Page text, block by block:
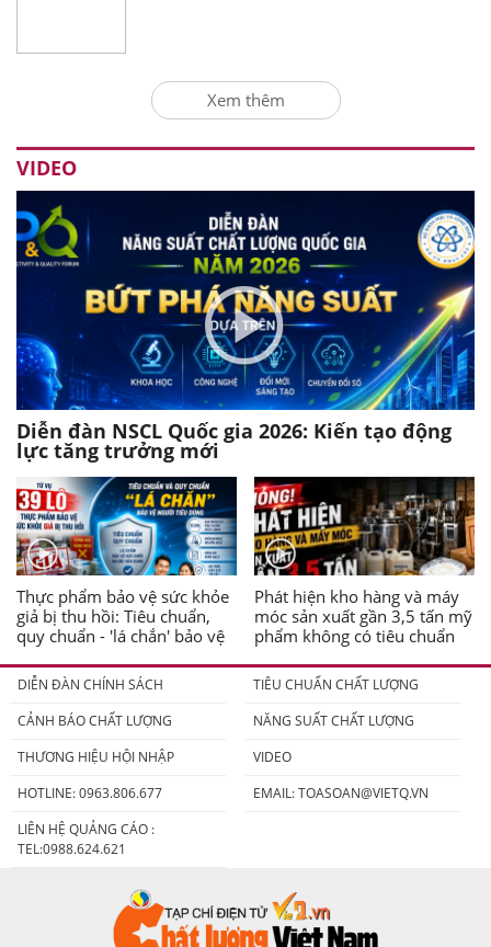
Xem thêm
VIDEO
Diễn đàn NSCL Quốc gia 2026: Kiến tạo động
lực tăng trưởng mới
Thực phẩm bảo vệ sức khỏe
giả bị thu hồi: Tiêu chuẩn,
quy chuẩn - 'lá chắn' bảo vệ
Phát hiện kho hàng và máy
móc sản xuất gần 3,5 tấn mỹ
phẩm không có tiêu chuẩn
DIỄN ĐÀN CHÍNH SÁCH
TIÊU CHUẨN CHẤT LƯỢNG
CẢNH BÁO CHẤT LƯỢNG
NĂNG SUẤT CHẤT LƯỢNG
THƯƠNG HIỆU HỘI NHẬP
VIDEO
HOTLINE: 0963.806.677
EMAIL:TOASOAN@VIETQ.VN
LIÊN HỆ QUẢNG CÁO :
TEL:0988.624.621